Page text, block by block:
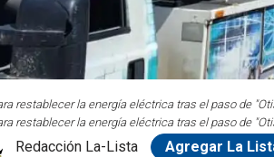
restablecer la energía eléctrica tras el paso de
restablecer la energía eléctrica tras el paso de
Redacción La-Lista Agregar La